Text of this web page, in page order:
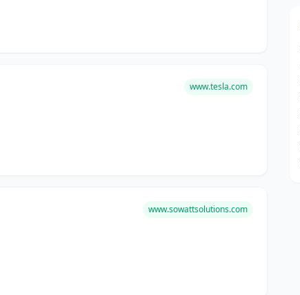
www.tesla.com
www.sowattsolutions.com